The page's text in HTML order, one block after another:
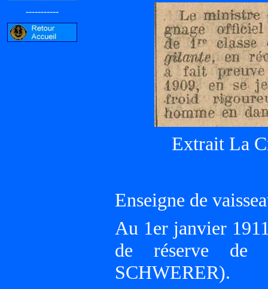
-----------
Extrait La
Enseigne de
Au 1er janvier
de réserve de
SCHWERER).